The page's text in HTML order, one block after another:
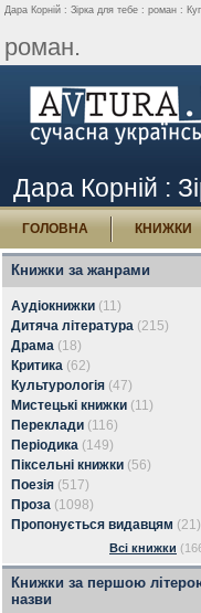
Дара Корній : Зірка для тебе : роман :
роман.
Дара Корній :
ГОЛОВНА КНИЖКИ
Книжки за жанрами
Аудіокнижки (11)
Дитяча література (215)
Драма (18)
Критика (62)
Культурологія (47)
Мистецькі книжки (11)
Переклади (116)
Періодика (149)
Піксельні книжки (56)
Поезія (517)
Проза (1098)
Пропонується видавцям (21)
Всі книжки
Книжки за першою
назви